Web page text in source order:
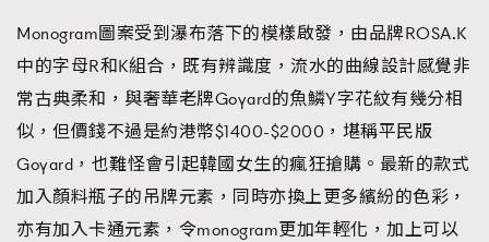
Monogram圖案受到瀑布落下的模樣啟發，由品牌ROSA.K
中的字母R和K組合，既有辨識度，流水的曲線設計感覺非
常古典柔和，與奢華老牌Goyard的魚鱗Y字花紋有幾分相
似，但價錢不過是約港幣$1400-$2000，堪稱平民版
Goyard，也難怪會引起韓國女生的瘋狂搶購。最新的款式
加入顏料瓶子的吊牌元素，同時亦換上更多繽紛的色彩，
亦有加入卡通元素，令monogram更加年輕化，加上可以